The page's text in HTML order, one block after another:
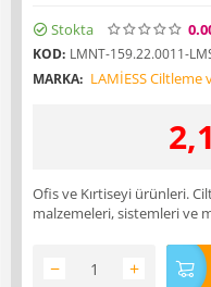
Stokta
KOD: LMNT-159.22.0011-
MARKA: LAMİESS
Ofis ve Kırtiseyi ürünleri.
malzemeleri, sistemleri ve
+
−